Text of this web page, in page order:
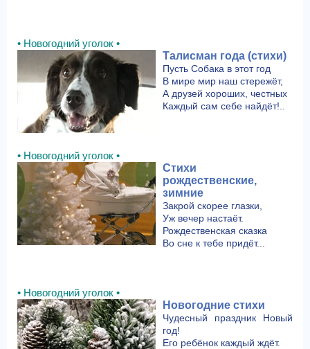
• Новогодний уголок •
Талисман года (стихи)
Пусть Собака в этот год
В мире мир наш стережёт,
А друзей хороших, честных
Каждый сам себе найдёт!..
• Новогодний уголок •
Стихи
рождественские,
зимние
Закрой скорее глазки,
Уж вечер настаёт.
Рождественская сказка
Во сне к тебе придёт...
• Новогодний уголок •
Новогодние стихи
Чудесный праздник Новый
год!
Его ребёнок каждый ждёт.